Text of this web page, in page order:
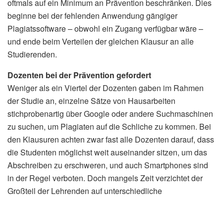
oftmals auf ein Minimum an Prävention beschränken. Dies
beginne bei der fehlenden Anwendung gängiger
Plagiatssoftware – obwohl ein Zugang verfügbar wäre –
und ende beim Verteilen der gleichen Klausur an alle
Studierenden.
Dozenten bei der Prävention gefordert
Weniger als ein Viertel der Dozenten gaben im Rahmen
der Studie an, einzelne Sätze von Hausarbeiten
stichprobenartig über Google oder andere Suchmaschinen
zu suchen, um Plagiaten auf die Schliche zu kommen. Bei
den Klausuren achten zwar fast alle Dozenten darauf, dass
die Studenten möglichst weit auseinander sitzen, um das
Abschreiben zu erschweren, und auch Smartphones sind
in der Regel verboten. Doch mangels Zeit verzichtet der
Großteil der Lehrenden auf unterschiedliche